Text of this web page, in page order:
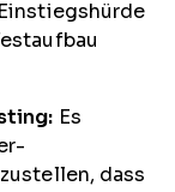
Es
dass